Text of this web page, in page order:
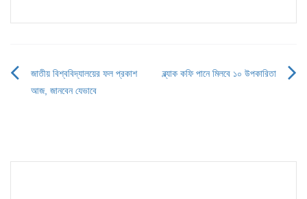
Post
জাতীয় বিশ্ববিদ্যালয়ের ফল প্রকাশ
আজ, জানবেন যেভাবে
ব্ল্যাক কফি পানে মিলবে ১০ উপকারিতা